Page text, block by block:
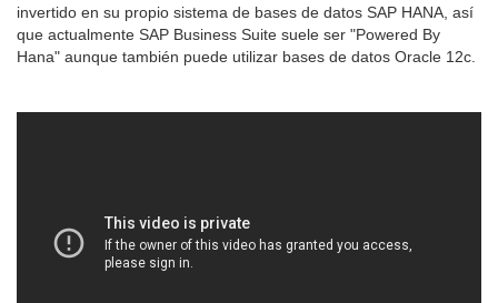
invertido en su propio sistema de bases de datos SAP HANA, así
que actualmente SAP Business Suite suele ser "Powered By
Hana" aunque también puede utilizar bases de datos Oracle 12c.